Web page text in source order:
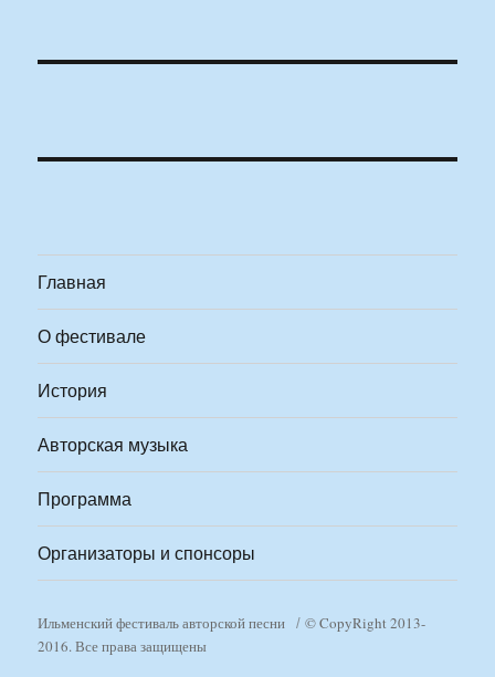
Главная
О фестивале
История
Авторская музыка
Программа
Организаторы и спонсоры
Ильменский фестиваль авторской песни
© CopyRight 2013-
2016. Все права защищены